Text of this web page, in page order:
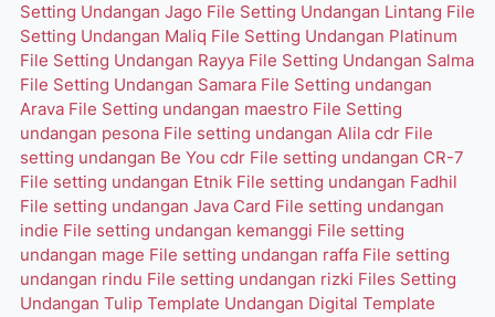
Setting Undangan Jago File Setting Undangan Lintang File
Setting Undangan Maliq File Setting Undangan Platinum
File Setting Undangan Rayya File Setting Undangan Salma
File Setting Undangan Samara File Setting undangan
Arava File Setting undangan maestro File Setting
undangan pesona File setting undangan Alila cdr File
setting undangan Be You cdr File setting undangan CR-7
File setting undangan Etnik File setting undangan Fadhil
File setting undangan Java Card File setting undangan
indie File setting undangan kemanggi File setting
undangan mage File setting undangan raffa File setting
undangan rindu File setting undangan rizki Files Setting
Undangan Tulip Template Undangan Digital Template